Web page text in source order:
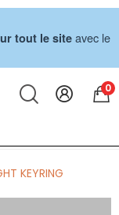
tout le siteavec le
0
KEYRING